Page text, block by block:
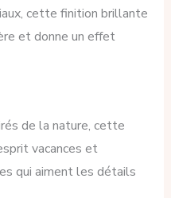
cette finition brillante
et donne un effet
de la nature, cette
vacances et
qui aiment les détails